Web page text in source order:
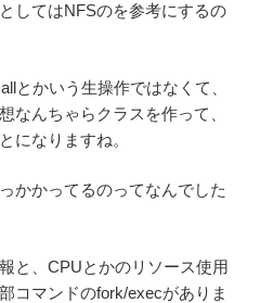
してはNFSのを参考にするの
とかいう生操作ではなくて、
なんちゃらクラスを作って、
になりますね。
かかってるのってなんでした
と、CPUとかのリソース使用
コマンドのfork/execがありま